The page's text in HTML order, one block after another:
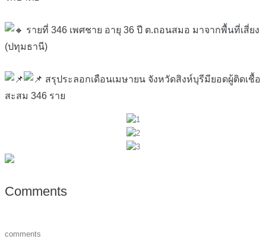
รายที่ 346 เพศชาย อายุ 36 ปี ต.ถอนสมอ มาจากพื้นที่เสี่ยง
(ปทุมธานี)
สรุประลอกเดือนเมษายน จังหวัดสิงห์บุรีมียอดผู้ติดเชื้อ
สะสม 346 ราย
Comments
comments